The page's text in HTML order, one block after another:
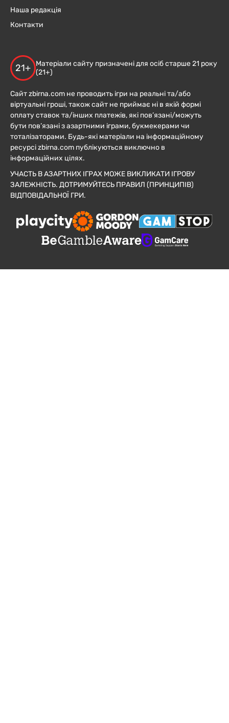
Наша редакція
Контакти
21+
Матеріали сайту призначені для осіб старше 21 року
(21+)
Сайт zbirna.com не проводить ігри на реальні та/або
віртуальні гроші, також сайт не приймає ні в якій формі
оплату ставок та/інших платежів, які пов’язані/можуть
бути пов’язані з азартними іграми, букмекерами чи
тоталізаторами. Будь-які матеріали на інформаційному
ресурсі zbirna.com публікуються виключно в
інформаційних цілях.
УЧАСТЬ В АЗАРТНИХ ІГРАХ МОЖЕ ВИКЛИКАТИ ІГРОВУ
ЗАЛЕЖНІСТЬ. ДОТРИМУЙТЕСЬ ПРАВИЛ (ПРИНЦИПІВ)
ВІДПОВІДАЛЬНОЇ ГРИ.